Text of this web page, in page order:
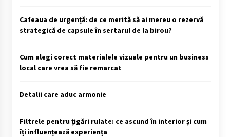
Cafeaua de urgență: de ce merită să ai mereu o rezervă
strategică de capsule în sertarul de la birou?
Cum alegi corect materialele vizuale pentru un business
local care vrea să fie remarcat
Detalii care aduc armonie
Filtrele pentru țigări rulate: ce ascund în interior și cum
îți influențează experiența